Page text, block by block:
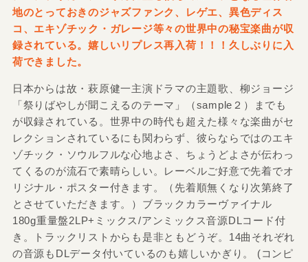
地のとっておきのジャズファンク、レゲエ、異色ディス
コ、エキゾチック・ガレージ等々の世界中の秘宝楽曲が収
録されている。嬉しいリプレス再入荷！！！久しぶりに入
荷できました。
日本からは故・萩原健一主演ドラマの主題歌、柳ジョージ
「祭りばやしが聞こえるのテーマ」（sample２）までも
が収録されている。世界中の時代も超えた様々な楽曲がセ
レクションされているにも関わらず、彼らならではのエキ
ゾチック・ソウルフルな心地よさ、ちょうどよさが伝わっ
てくるのが流石で素晴らしい。レーベルご好意で先着でオ
リジナル・ポスター付きます。（先着順無くなり次第終了
とさせていただきます。）ブラックカラーヴァイナル
180g重量盤2LP+ミックス/アンミックス音源DLコード付
き。トラックリストからも是非ともどうぞ。14曲それぞれ
の音源もDLデータ付いているのも嬉しいかぎり。 (コンピ